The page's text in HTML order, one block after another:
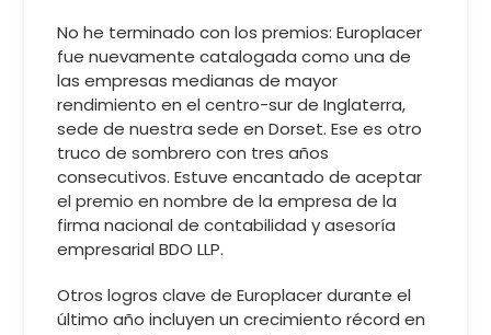
No he terminado con los premios: Europlacer
fue nuevamente catalogada como una de
las empresas medianas de mayor
rendimiento en el centro-sur de Inglaterra,
sede de nuestra sede en Dorset. Ese es otro
truco de sombrero con tres años
consecutivos. Estuve encantado de aceptar
el premio en nombre de la empresa de la
firma nacional de contabilidad y asesoría
empresarial BDO LLP.
Otros logros clave de Europlacer durante el
último año incluyen un crecimiento récord en